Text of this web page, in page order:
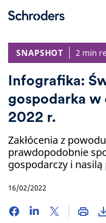
SNAPSHOT
2 min
Infografika:
gospodarka
2022 r.
Zakłócenia z
prawdopodobnie
gospodarczy i
16/02/2022